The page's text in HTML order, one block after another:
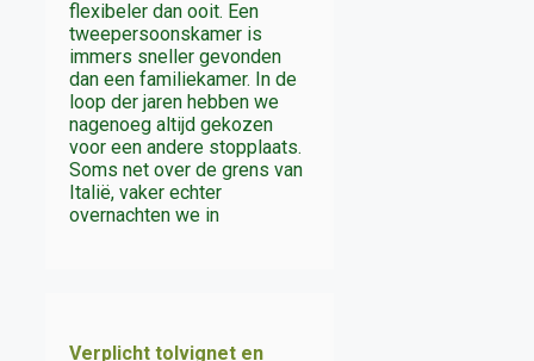
flexibeler dan ooit. Een
tweepersoonskamer is
immers sneller gevonden
dan een familiekamer. In de
loop der jaren hebben we
nagenoeg altijd gekozen
voor een andere stopplaats.
Soms net over de grens van
Italië, vaker echter
overnachten we in
Verplicht tolvignet en